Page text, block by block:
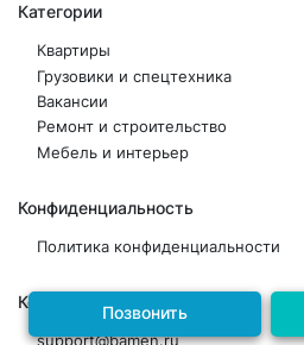
Позвонить
Категории
Квартиры
Грузовики и спецтехника
Вакансии
Ремонт и строительство
Мебель и интерьер
Конфиденциальность
Политика конфиденциальности
Контакты
support@bamen.ru